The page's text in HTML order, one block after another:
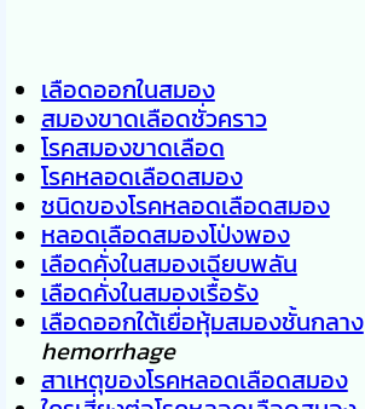
เลือดออกในสมอง
สมองขาดเลือดชั่วคราว
โรคสมองขาดเลือด
โรคหลอดเลือดสมอง
ชนิดของโรคหลอดเลือดสมอง
หลอดเลือดสมองโป่งพอง
เลือดคั่งในสมองเฉียบพลัน
เลือดคั่งในสมองเรื้อรัง
เลือดออกใต้เยื่อหุ้มสมองชั้นกลาง
hemorrhage
สาเหตุของโรคหลอดเลือดสมอง